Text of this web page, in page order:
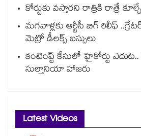
కోర్టుకు వస్తారని రాత్రికి రాత్రే
మగవాళ్లకు ఆర్టీసీ బిగ్ రిలీఫ్
మెట్రో డీలక్స్ బస్సులు
కంటెంప్ట్ కేసులో హైకోర్టు ఎదుట..
సుల్తానియా హాజరు
Latest Videos